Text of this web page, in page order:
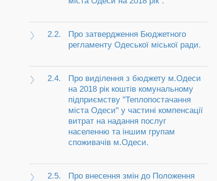
2.2.
Про затвердження Бюджетного
регламенту Одеської міської ради.
2.4.
Про виділення з бюджету м.Одеси
на 2018 рік коштів комунальному
підприємству "Теплопостачання
міста Одеси" у частині компенсації
витрат на надання послуг
населенню та іншим групам
споживачів м.Одеси.
2.5.
Про внесення змін до Положення